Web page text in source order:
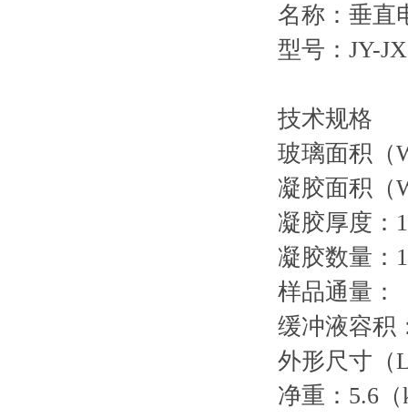
名称：垂直
型号：JY-
技术规格
玻璃面积（
凝胶面积（
凝胶厚度：
凝胶数量：
样品通量：
缓冲液容积
外形尺寸（
净重：5.6